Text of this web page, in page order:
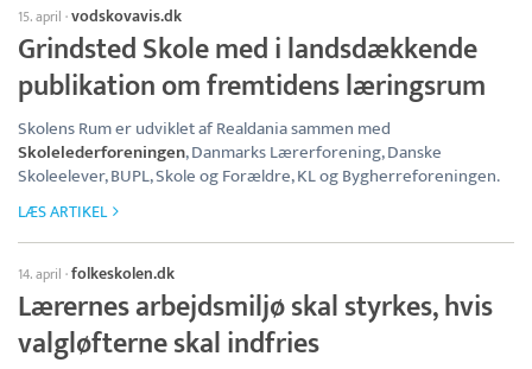
15. april ·vodskovavis.dk
Grindsted Skole med i landsdækkende
publikation om fremtidens læringsrum
Skolens Rum er udviklet af Realdania sammen med
Skolelederforeningen, Danmarks Lærerforening, Danske
Skoleelever, BUPL, Skole og Forældre, KL og Bygherreforeningen.
LÆS ARTIKEL
14. april ·folkeskolen.dk
Lærernes arbejdsmiljø skal styrkes, hvis
valgløfterne skal indfries